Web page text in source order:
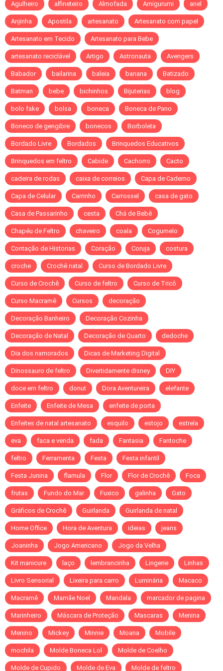
Agulheiro alfineteiro Almofada Amigurumi anel
Anjinha Apostila artesanato Artesanato com papel
Artesanato em Tecido Artesanato para Bebe
artesanato reciclável Artigo Astronauta Avengers
Babador bailarina baleia banana Batizado
Batman bebe bichinhos Bijuterias blog
bolo fake bolsa boneca Boneca de Pano
Boneco de gengibre bonecos Borboleta
Bordado Livre Bordados Brinquedos Educativos
Brinquedos em feltro Cabide Cachorro Cacto
cadeira de rodas caixa de correios Capa de Caderno
Capa de Celular Carrinho Carrossel casa de gato
Casa de Passarinho cesta Chá de Bebê
Chapéu de Feltro chaveiro coala Cogumelo
Contação de Historias Coração Coruja costura
croche Crochê natal Curso de Bordado Livre
Curso de Crochê Curso de feltro Curso de Tricô
Curso Macramê Cursos decoração
Decoração Banheiro Decoração Cozinha
Decoração de Natal Decoração de Quarto dedoche
Dia dos namorados Dicas de Marketing Digital
Dinossauro de feltro Divertidamente disney DIY
doce em feltro donut Dora Aventureira elefante
Enfeite Enfeite de Mesa enfeite de porta
Enfeites de natal artesanato esquilo estojo estrela
eva faca e venda fada Fantasia Fantoche
feltro Ferramenta Festa Festa infantil
Festa Junina flamula Flor Flor de Crochê Foca
frutas Fundo do Mar Fuxico galinha Gato
Gráficos de Crochê Guirlanda Guirlanda de natal
Home Office Hora de Aventura ideias jeans
Joaninha Jogo Americano Jogo da Velha
Kit manicure laço lembrancinha Lingerie Linhas
Livro Sensorial Lixeira para carro Luminária Macaco
Macramê Mamãe Noel Mandala marcador de pagina
Marinheiro Máscara de Proteção Mascaras Menina
Menino Mickey Minnie Moana Mobile
mochila Molde Boneca Lol Molde de Coelho
Molde de Cupido Molde de Eva Molde de feltro